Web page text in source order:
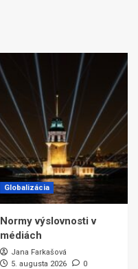
Globalizácia
Normy výslovnosti v
médiách
Jana Farkašová
5. augusta 2026
0